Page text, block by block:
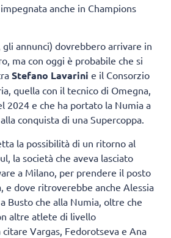
anche in Champions
gli annunci) dovrebbero arrivare in
ma con oggi è probabile che si
Stefano Lavarini e il Consorzio
quella con il tecnico di Omegna,
2024 e che ha portato la Numia a
conquista di una Supercoppa.
la possibilità di un ritorno al
la società che aveva lasciato
a Milano, per prendere il posto
e dove ritroverebbe anche Alessia
Busto che alla Numia, oltre che
altre atlete di livello
Vargas, Fedorotseva e Ana